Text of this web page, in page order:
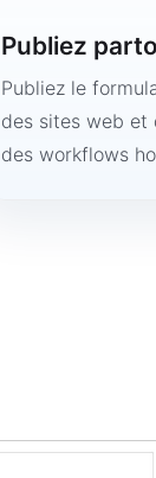
Publiez
Publiez le
des sites web et
des workflows